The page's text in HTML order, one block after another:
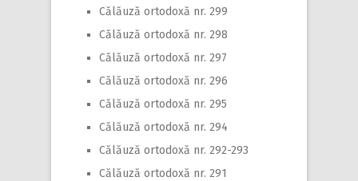
Călăuză ortodoxă nr. 299
Călăuză ortodoxă nr. 298
Călăuză ortodoxă nr. 297
Călăuză ortodoxă nr. 296
Călăuză ortodoxă nr. 295
Călăuză ortodoxă nr. 294
Călăuză ortodoxă nr. 292-293
Călăuză ortodoxă nr. 291